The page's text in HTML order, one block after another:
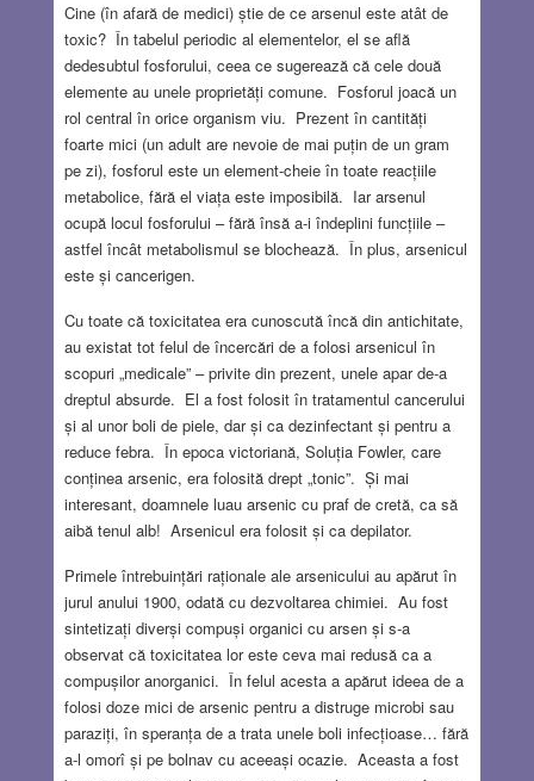
Cine (în afară de medici) știe de ce arsenul este atât de
toxic? În tabelul periodic al elementelor, el se află
dedesubtul fosforului, ceea ce sugerează că cele două
elemente au unele proprietăți comune. Fosforul joacă un
rol central în orice organism viu. Prezent în cantități
foarte mici (un adult are nevoie de mai puțin de un gram
pe zi), fosforul este un element-cheie în toate reacțiile
metabolice, fără el viața este imposibilă. Iar arsenul
ocupă locul fosforului – fără însă a-i îndeplini funcțiile –
astfel încât metabolismul se blochează. În plus, arsenicul
este și cancerigen.
Cu toate că toxicitatea era cunoscută încă din antichitate,
au existat tot felul de încercări de a folosi arsenicul în
scopuri „medicale” – privite din prezent, unele apar de-a
dreptul absurde. El a fost folosit în tratamentul cancerului
și al unor boli de piele, dar și ca dezinfectant și pentru a
reduce febra. În epoca victoriană, Soluția Fowler, care
conținea arsenic, era folosită drept „tonic”. Și mai
interesant, doamnele luau arsenic cu praf de cretă, ca să
aibă tenul alb! Arsenicul era folosit și ca depilator.
Primele întrebuințări raționale ale arsenicului au apărut în
jurul anului 1900, odată cu dezvoltarea chimiei. Au fost
sintetizați diverși compuși organici cu arsen și s-a
observat că toxicitatea lor este ceva mai redusă ca a
compușilor anorganici. În felul acesta a apărut ideea de a
folosi doze mici de arsenic pentru a distruge microbi sau
paraziți, în speranța de a trata unele boli infecțioase… fără
a-l omorî și pe bolnav cu aceeași ocazie. Aceasta a fost